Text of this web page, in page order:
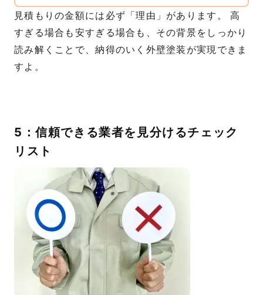
見積もりの金額には必ず「理由」があります。 高
すぎる場合も安すぎる場合も、その背景をしっかり
読み解くことで、納得のいく外壁塗装が実現できま
すよ。
5：信頼できる業者を見分けるチェック
リスト